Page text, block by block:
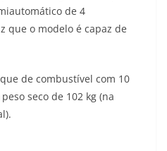
de 4
que o modelo é capaz de
de combustível com 10
seco de 102 kg (na